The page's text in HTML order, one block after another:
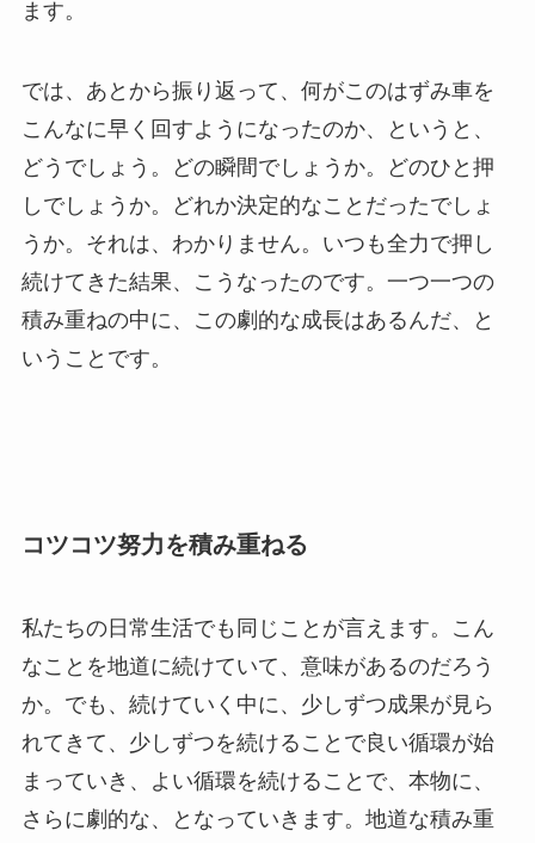
ます。
では、あとから振り返って、何がこのはずみ車を
こんなに早く回すようになったのか、というと、
どうでしょう。どの瞬間でしょうか。どのひと押
しでしょうか。どれか決定的なことだったでしょ
うか。それは、わかりません。いつも全力で押し
続けてきた結果、こうなったのです。一つ一つの
積み重ねの中に、この劇的な成長はあるんだ、と
いうことです。
コツコツ努力を積み重ねる
私たちの日常生活でも同じことが言えます。こん
なことを地道に続けていて、意味があるのだろう
か。でも、続けていく中に、少しずつ成果が見ら
れてきて、少しずつを続けることで良い循環が始
まっていき、よい循環を続けることで、本物に、
さらに劇的な、となっていきます。地道な積み重